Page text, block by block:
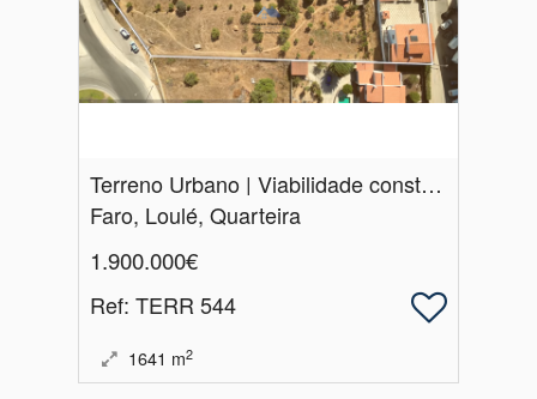
Terreno Urbano | Viabilidade construção 10 moradias | Quarteira
Faro, Loulé, Quarteira
1.900.000€
Ref: TERR 544
1641 m2